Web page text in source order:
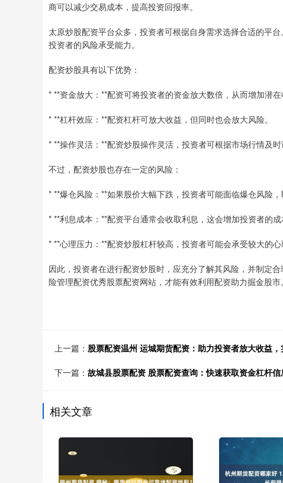
商可以减少交易成本，提高投资回报率。
太原炒股配资平台众多，投资者可根据自身需求选择合适的平
投资者的风险承受能力。
配资炒股具有以下优势：
* **资金放大：**配资可将投资者的资金放大数倍，从而增加潜在
* **杠杆效应：**配资杠杆可放大收益，但同时也会放大风险。
* **操作灵活：**配资炒股操作灵活，投资者可根据市场行情及时
不过，配资炒股也存在一定的风险：
* **爆仓风险：**如果股价大幅下跌，投资者可能面临爆仓风险，
* **利息成本：**配资平台通常会收取利息，这会增加投资者的成
* **心理压力：**配资炒股杠杆较高，投资者可能会承受较大的心
因此，投资者在进行配资炒股时，应充分了解其风险，并制定
险管理配资优秀股票配资网站，才能有效利用配资助力掘金股市。
上一篇： 股票配资温州 运城期货配资：助力投资者放大收益
下一篇： 故城县股票配资 股票配资查询：快速获取资金杠杆信
相关文章